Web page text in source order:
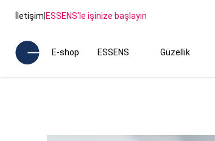
İletişim|ESSENS'le işinize başlayın
E-shop ESSENS Güzellik